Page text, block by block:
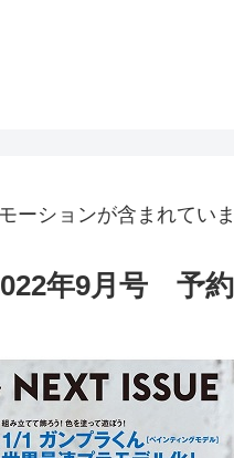
ーションが含まれてい
年9月号 予